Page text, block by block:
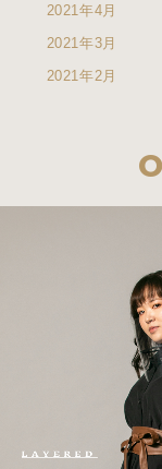
2021年4月
2021年3月
2021年2月